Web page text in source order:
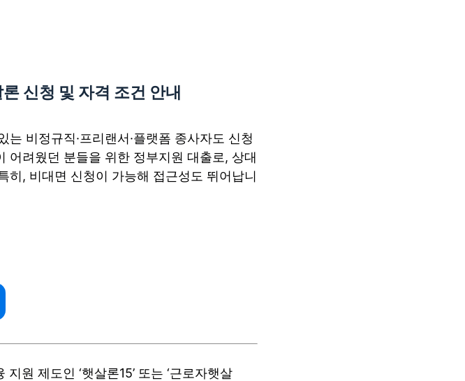
신청 및 자격 조건 안내
비정규직·프리랜서·플랫폼 종사자도 신청
어려웠던 분들을 위한 정부지원 대출로, 상대
히, 비대면 신청이 가능해 접근성도 뛰어납니
지원 제도인 ‘햇살론15’ 또는 ‘근로자햇살